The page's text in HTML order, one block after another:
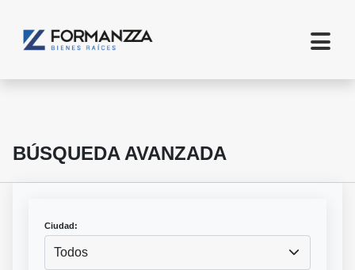
BÚSQUEDA AVANZADA
Ciudad:
Todos